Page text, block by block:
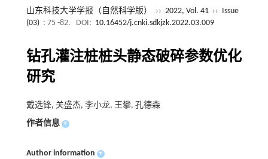
山东科技大学学报（自然科学版） ›› 2022, Vol. 41 ›› Issue
(03) : 75 -82. DOI: 10.16452/j.cnki.sdkjzk.2022.03.009
钻孔灌注桩桩头静态破碎参数优化
研究
戴选锋, 关盛杰, 李小龙, 王攀, 孔德森
作者信息 +
Author information +